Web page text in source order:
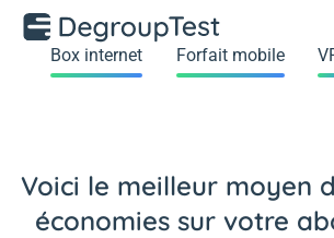
Box internet Forfait mobile
Voici le meilleur moyen
économies sur votre